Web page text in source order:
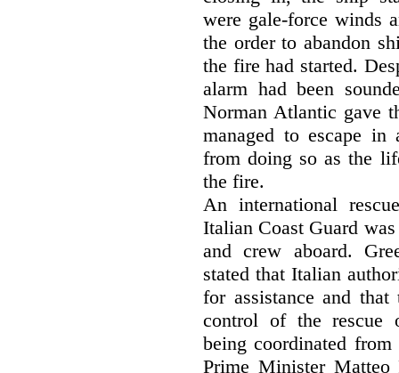
were gale-force winds
the order to abandon
the fire had started.
alarm had been
Norman Atlantic gave
managed to escape in
from doing so as the
the fire.
An international
Italian Coast Guard
and crew aboard.
stated that Italian
for assistance and
control of the rescue
being coordinated
Prime Minister Matteo